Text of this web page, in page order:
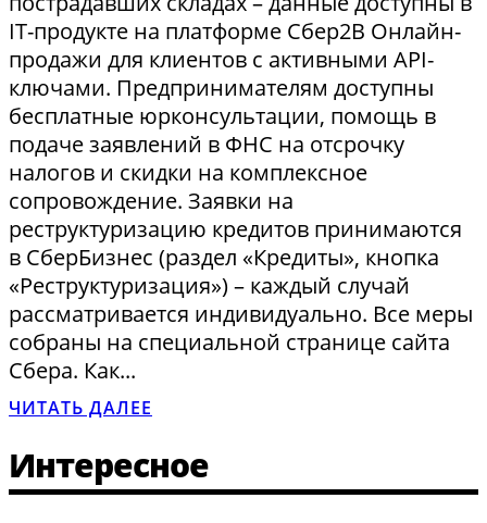
IT-продукте на платформе Сбер2В Онлайн-
продажи для клиентов с активными API-
ключами. Предпринимателям доступны
бесплатные юрконсультации, помощь в
подаче заявлений в ФНС на отсрочку
налогов и скидки на комплексное
сопровождение. Заявки на
реструктуризацию кредитов принимаются
в СберБизнес (раздел «Кредиты», кнопка
«Реструктуризация») – каждый случай
рассматривается индивидуально. Все меры
собраны на специальной странице сайта
Сбера. Как...
ЧИТАТЬ ДАЛЕЕ
Интересное